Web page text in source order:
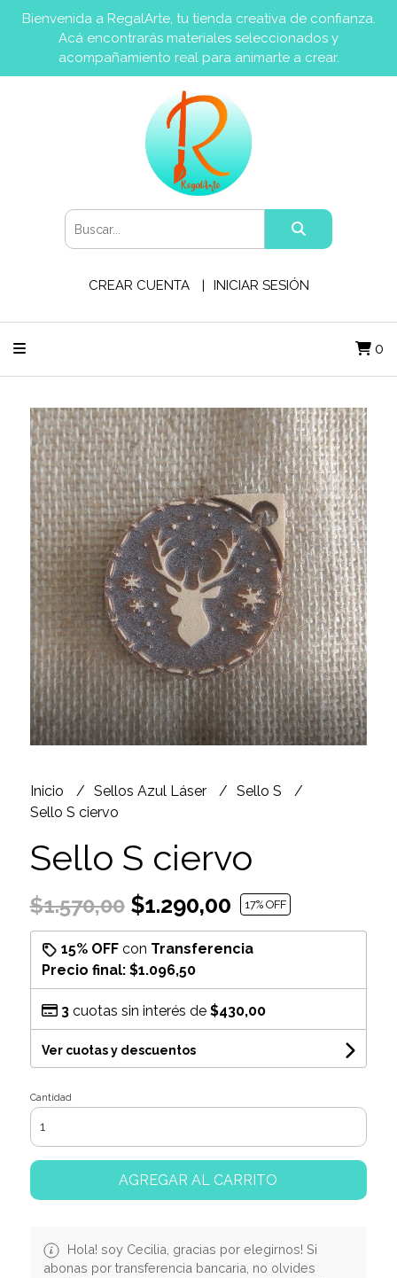
Bienvenida a RegalArte, tu tienda creativa de confianza.
Acá encontrarás materiales seleccionados y
acompañamiento real para animarte a crear.
CREAR CUENTA INICIAR SESIÓN
0
Inicio Sellos Azul Láser
Sello S
Sello S ciervo
Sello S ciervo
$1.570,00$1.290,00 17% OFF
15% OFFcon Transferencia
Precio final: $1.096,50
3cuotas sin interés de $430,00
Ver cuotas y descuentos
Cantidad
AGREGAR AL CARRITO
Hola! soy Cecilia, gracias por elegirnos! Si
abonas por transferencia bancaria, no olvides